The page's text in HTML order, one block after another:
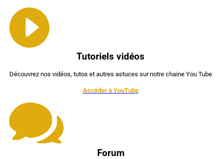
Tutoriels vidéos
Découvrez nos vidéos, tutos et autres astuces sur notre chaine You Tube
Accéder à YouTube
Forum